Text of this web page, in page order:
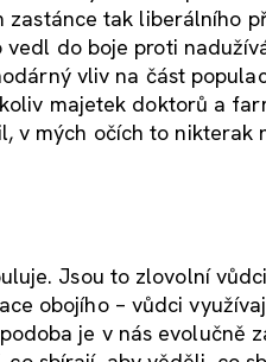
tak liberálního
do boje proti
vliv na část
majetek doktorů a
v mých očích to nikterak
Jsou to zlovolní
obojího – vůdci
je v nás evolučně